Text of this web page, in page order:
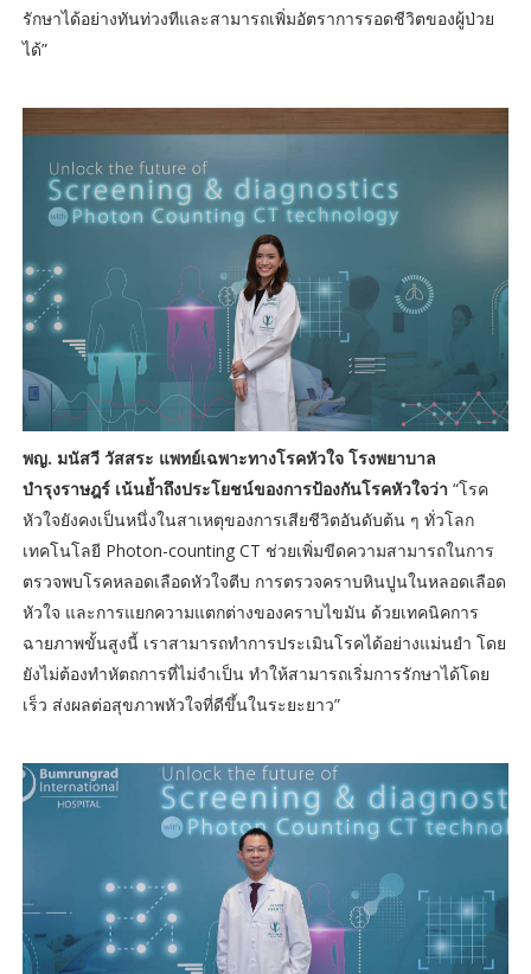
รักษาได้อย่างทันท่วงทีและสามารถเพิ่มอัตราการรอดชีวิตของผู้ป่วย
ได้”
พญ. มนัสวี วัสสระ แพทย์เฉพาะทางโรคหัวใจ โรงพยาบาล
บำรุงราษฎร์ เน้นย้ำถึงประโยชน์ของการป้องกันโรคหัวใจว่า “โรค
หัวใจยังคงเป็นหนึ่งในสาเหตุของการเสียชีวิตอันดับต้น ๆ ทั่วโลก
เทคโนโลยี Photon-counting CT ช่วยเพิ่มขีดความสามารถในการ
ตรวจพบโรคหลอดเลือดหัวใจตีบ การตรวจคราบหินปูนในหลอดเลือด
หัวใจ และการแยกความแตกต่างของคราบไขมัน ด้วยเทคนิคการ
ฉายภาพขั้นสูงนี้ เราสามารถทำการประเมินโรคได้อย่างแม่นยำ โดย
ยังไม่ต้องทำหัตถการที่ไม่จำเป็น ทำให้สามารถเริ่มการรักษาได้โดย
เร็ว ส่งผลต่อสุขภาพหัวใจที่ดีขึ้นในระยะยาว”